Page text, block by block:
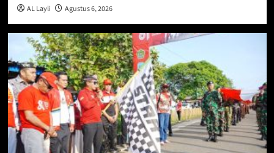
AL Layli Agustus 6, 2026